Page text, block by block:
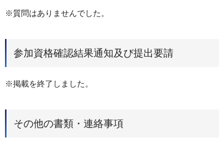
※質問はありませんでした。
参加資格確認結果通知及び提出要請
※掲載を終了しました。
その他の書類・連絡事項